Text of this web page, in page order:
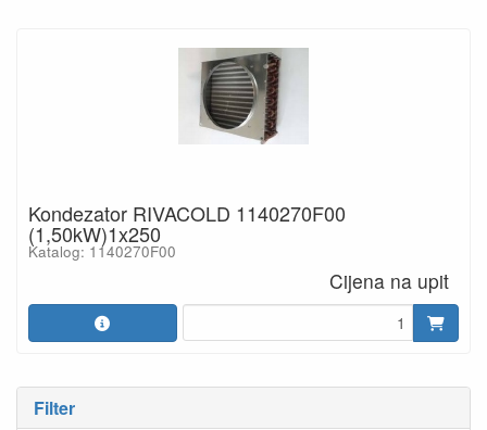
Filter
Kondezator RIVACOLD 1140270F00
(1,50kW)1x250
Katalog: 1140270F00
Cijena na upit